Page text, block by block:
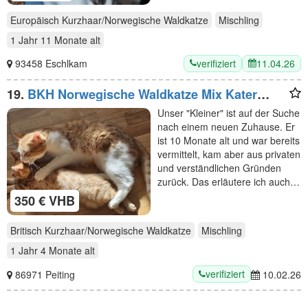
Europäisch Kurzhaar/Norwegische Waldkatze
Mischling
1 Jahr 11 Monate alt
93458 Eschlkam
verifiziert 11.04.26
19. BKH Norwegische Waldkatze Mix Kater
sucht neues zu Hause
350 € VHB
Unser "Kleiner" ist auf der Suche
nach einem neuen Zuhause. Er
ist 10 Monate alt und war bereits
vermittelt, kam aber aus privaten
und verständlichen Gründen
zurück. Das erläutere ich auch…
Britisch Kurzhaar/Norwegische Waldkatze
Mischling
1 Jahr 4 Monate alt
86971 Peiting
verifiziert 10.02.26